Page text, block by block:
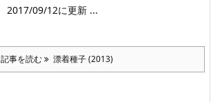
2017/09/12に更新 ...
記事を読む 漂着種子 (2013)